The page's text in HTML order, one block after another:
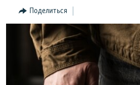
Вернутся
МИГРАНТ МЕДИА
Поделиться